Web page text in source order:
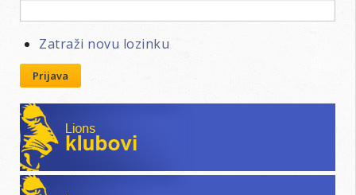
Zatraži novu lozinku
Prijava
Lions klubovi
Leo klubovi